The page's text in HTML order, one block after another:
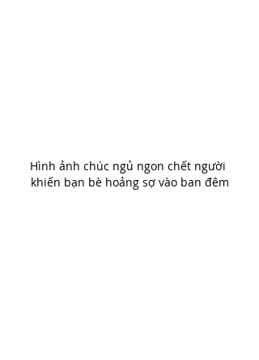
Hình ảnh chúc ngủ ngon chết người
khiến bạn bè hoảng sợ vào ban đêm